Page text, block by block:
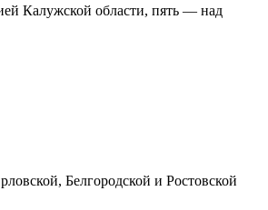
Калужской области, пять — над
Белгородской и Ростовской